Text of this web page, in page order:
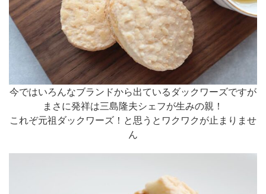
今ではいろんなブランドから出ているダックワーズですが
まさに発祥は三島隆夫シェフが生みの親！
これぞ元祖ダックワーズ！と思うとワクワクが止まりませ
ん